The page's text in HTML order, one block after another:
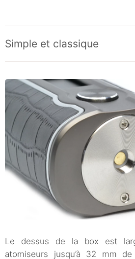
Simple et classique
Le dessus de la box est
atomiseurs jusqu’à 32 mm